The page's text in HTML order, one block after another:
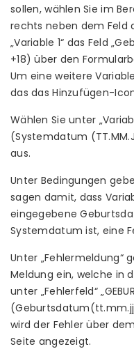
sollen, wählen Sie im
rechts neben dem Feld
„Variable 1“ das Feld
+18) über den
Um eine weitere
das das Hinzufügen-
Wählen Sie unter
(Systemdatum
aus.
Unter Bedingungen
sagen damit, dass
eingegebene
Systemdatum ist, eine
Unter „Fehlermeldung“
Meldung ein, welche in
unter „Fehlerfeld“
wird der Fehler über
Seite angezeigt.